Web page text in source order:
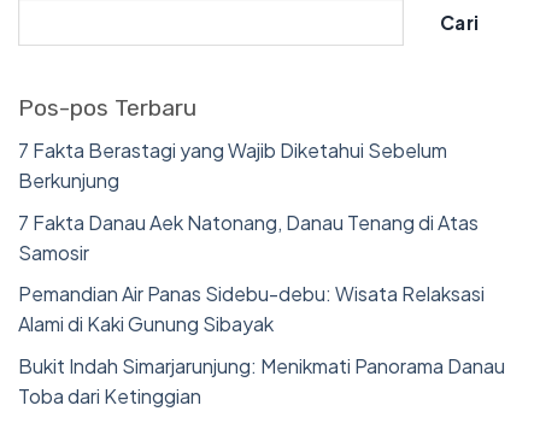
Cari
Pos-pos Terbaru
7 Fakta Berastagi yang Wajib Diketahui Sebelum
Berkunjung
7 Fakta Danau Aek Natonang, Danau Tenang di Atas
Samosir
Pemandian Air Panas Sidebu-debu: Wisata Relaksasi
Alami di Kaki Gunung Sibayak
Bukit Indah Simarjarunjung: Menikmati Panorama Danau
Toba dari Ketinggian